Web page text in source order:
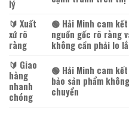
lý
🔰️ Xuất
xứ rõ
ràng
🟢 Hải Minh cam
nguồn gốc rõ ràng
không cần phải lo
🔰️ Giao
hàng
nhanh
chóng
🟢 Hải Minh cam
bảo sản phẩm
chuyển